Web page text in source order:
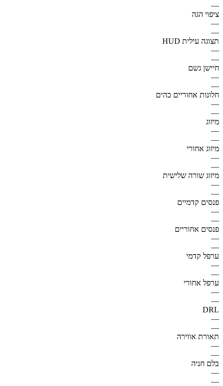
—
ציפוי הגה
—
—
תצוגה עילית HUD
—
—
חיישן גשם
—
—
חלונות אחוריים כהים
—
—
מיזוג
—
—
מיזוג אחורי
—
—
מיזוג שורה שלישית
—
—
פנסים קדמיים
—
—
פנסים אחוריים
—
—
ערפל קדמי
—
—
ערפל אחורי
—
—
DRL
—
—
תאורת אווירה
—
—
בלם חניה
—
—